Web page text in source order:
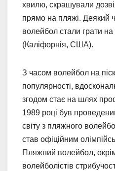
хвилю, скрашували
прямо на пляжі. Деякий
волейбол стали грати
(Каліфорнія, США).
З часом волейбол на
популярності,
згодом стає на шлях
1989 році був
світу з пляжного
став офіційним
Пляжний волейбол,
волейболістів